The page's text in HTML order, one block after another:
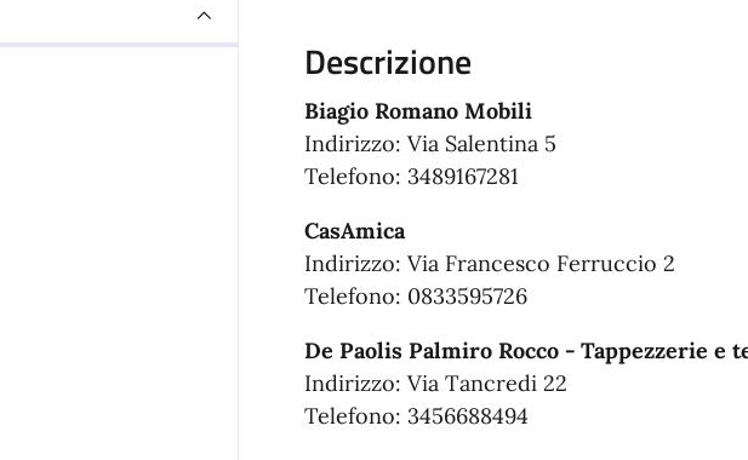
Descrizione
Biagio Romano Mobili
Indirizzo: Via Salentina 5
Telefono: 3489167281
CasAmica
Indirizzo: Via Francesco Ferruccio 2
Telefono: 0833595726
De Paolis Palmiro Rocco - Tappezzerie e
Indirizzo: Via Tancredi 22
Telefono: 3456688494